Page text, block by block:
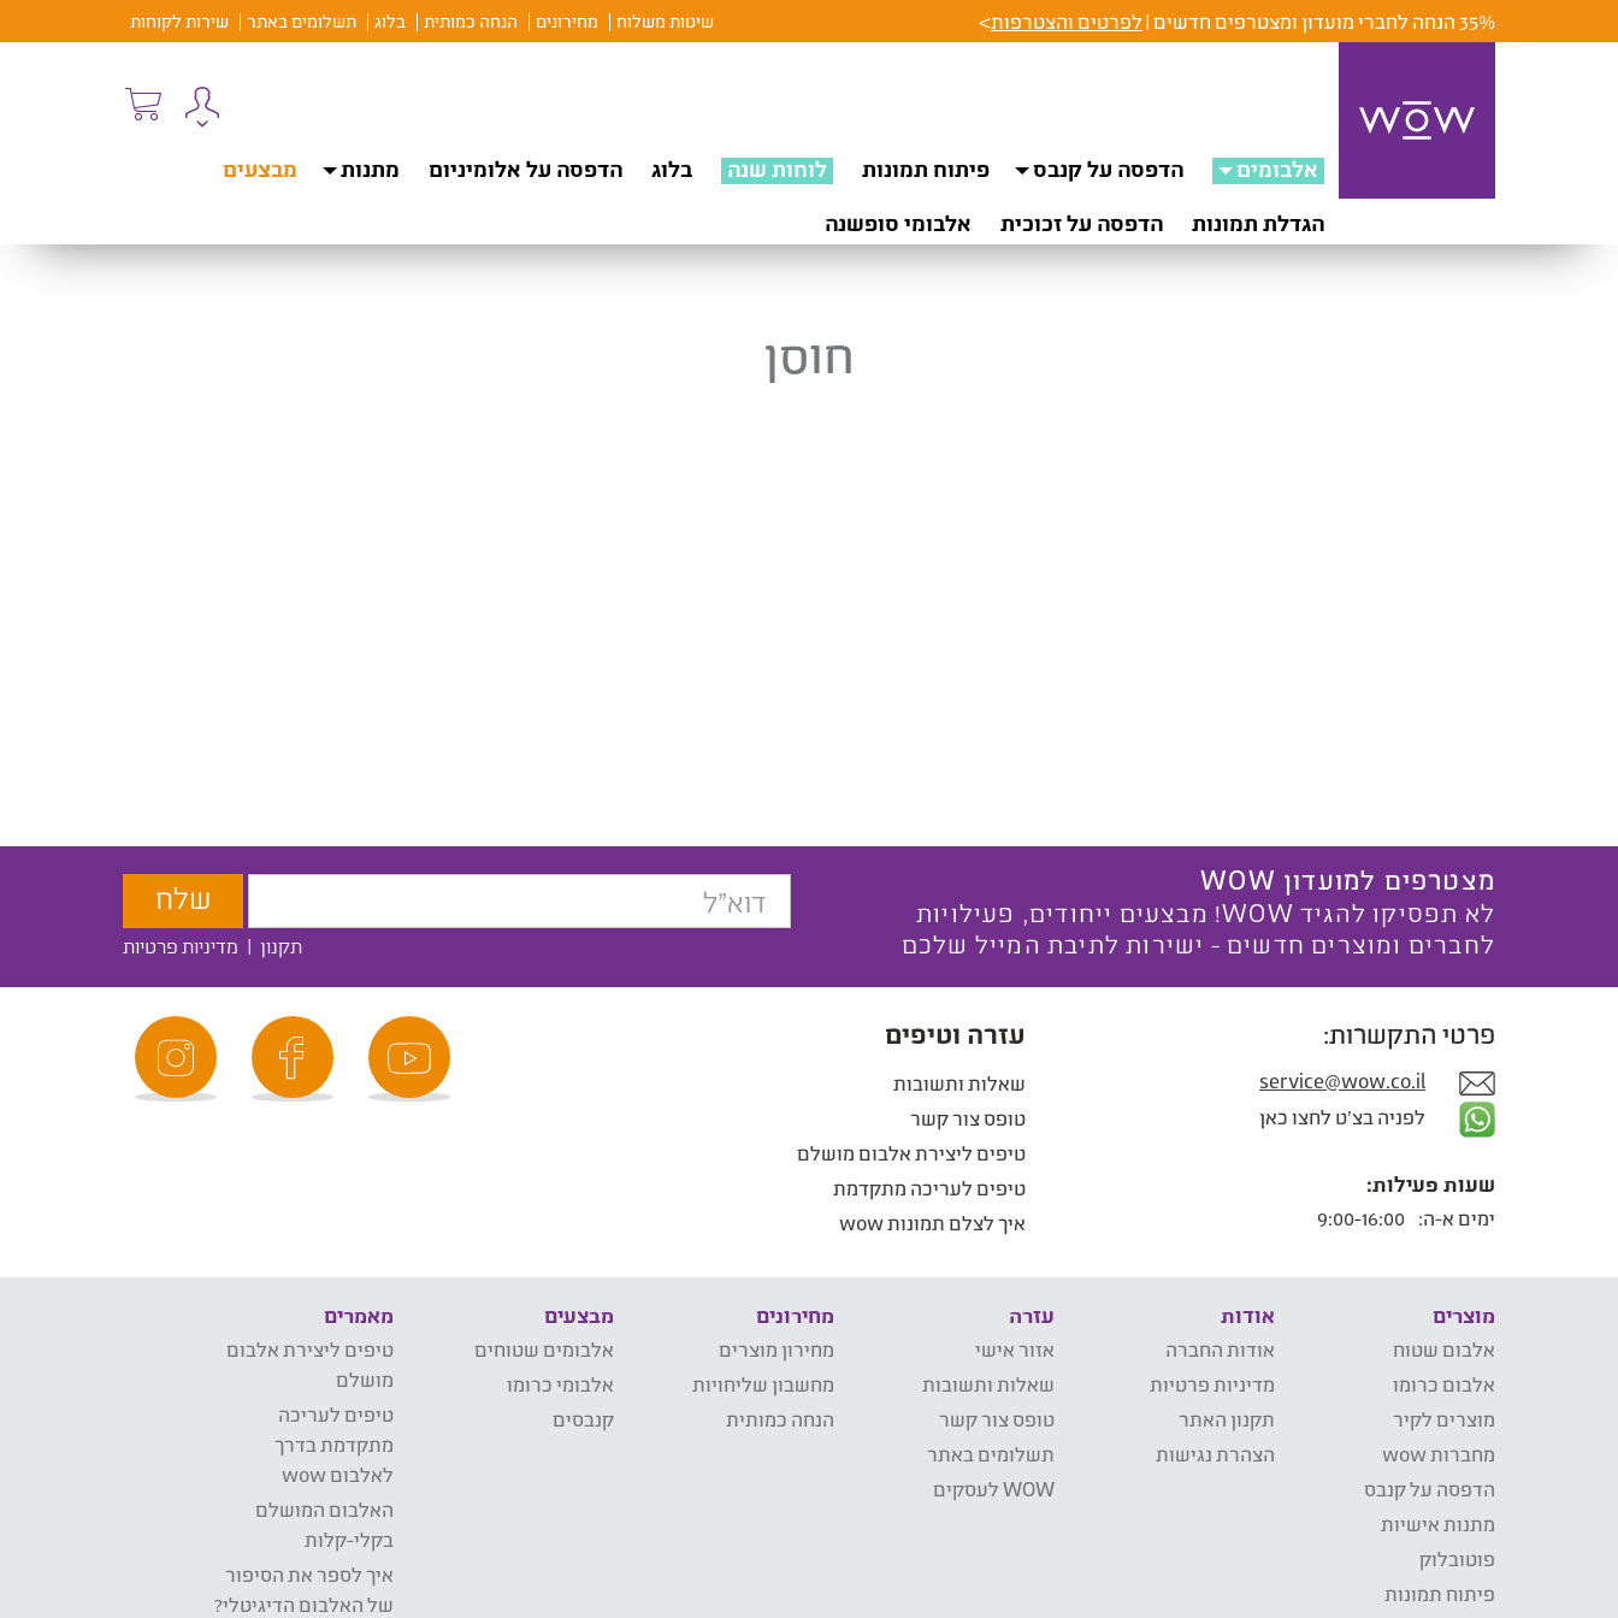
35% הנחה לחברי מועדון ומצטרפים חדשים | לפרטים והצטרפות> שיטות משלוח מחירונים הנחה כמותית בלוג תשלומים באתר שירות לקוחות
אלבומים הדפסה על קנבס פיתוח תמונות לוחות שנה בלוג הדפסה על אלומיניום מתנות
מבצעים
הגדלת תמונות
הדפסה על זכוכית אלבומי סופשנה
חוסן
מצטרפים למועדון WOW
לא תפסיקו להגיד WOW! מבצעים ייחודים, פעילויות
לחברים ומוצרים חדשים - ישירות לתיבת המייל שלכם
תקנון | מדיניות פרטיות
פרטי התקשרות:
service@wow.co.il
לפניה בצ'ט לחצו כאן
שעות פעילות:
ימים א-ה:
עזרה וטיפים
שאלות ותשובות
טופס צור קשר
טיפים ליצירת אלבום מושלם
טיפים לעריכה מתקדמת
איך לצלם תמונות wow
מוצרים
אלבום שטוח
אלבום כרומו
מוצרים לקיר
מחברות wow
הדפסה על קנבס
מתנות אישיות
פוטובלוק
פיתוח תמונות
אודות
אודות החברה
מדיניות פרטיות
תקנון האתר
הצהרת נגישות
עזרה
אזור אישי
שאלות ותשובות
טופס צור קשר
תשלומים באתר
WOW לעסקים
מחירונים
מחירון מוצרים
מחשבון שליחויות
הנחה כמותית
מבצעים
אלבומים שטוחים
אלבומי כרומו
קנבסים
מאמרים
טיפים ליצירת אלבום
מושלם
טיפים לעריכה
מתקדמת בדרך
לאלבום wow
האלבום המושלם
בקלי-קלות
איך לספר את הסיפור
של האלבום הדיגיטלי?